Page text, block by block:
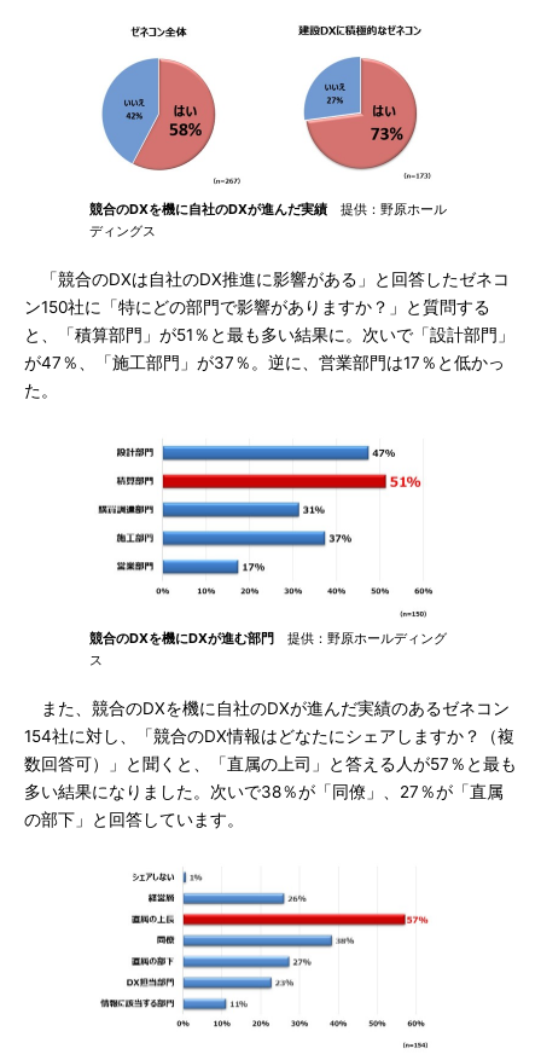
競合のDXを機に自社のDXが進んだ実績 提供：野原ホール
ディングス
「競合のDXは自社のDX推進に影響がある」と回答したゼネコ
ン150社に「特にどの部門で影響がありますか？」と質問する
と、「積算部門」が51％と最も多い結果に。次いで「設計部門」
が47％、「施工部門」が37％。逆に、営業部門は17％と低かっ
た。
競合のDXを機にDXが進む部門 提供：野原ホールディング
ス
また、競合のDXを機に自社のDXが進んだ実績のあるゼネコン
154社に対し、「競合のDX情報はどなたにシェアしますか？（複
数回答可）」と聞くと、「直属の上司」と答える人が57％と最も
多い結果になりました。次いで38％が「同僚」、27％が「直属
の部下」と回答しています。